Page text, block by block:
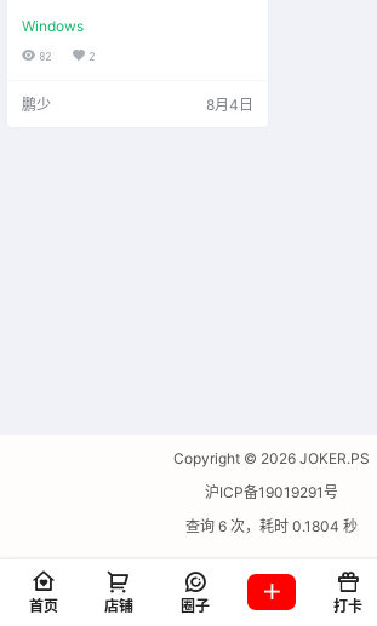
Windows
82 2
鹏少 8月4日
Copyright © 2026 JOKER.PS
沪ICP备19019291号
查询 6 次，耗时 0.1804 秒
首页 店铺 圈子 打卡